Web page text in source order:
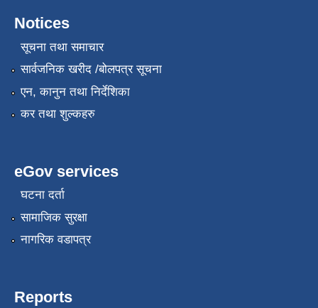
Notices
सूचना तथा समाचार
सार्वजनिक खरीद /बोलपत्र सूचना
एन, कानुन तथा निर्देशिका
कर तथा शुल्कहरु
eGov services
घटना दर्ता
सामाजिक सुरक्षा
नागरिक वडापत्र
Reports